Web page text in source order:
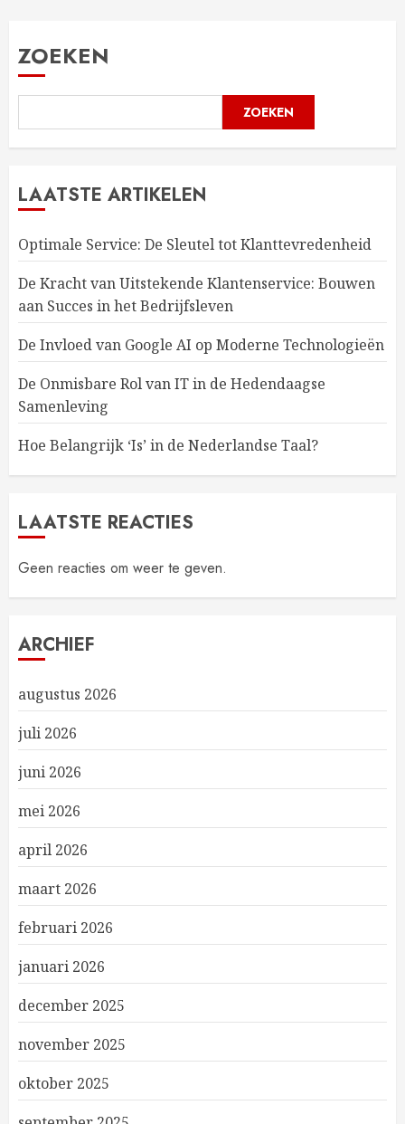
ZOEKEN
ZOEKEN
LAATSTE ARTIKELEN
Optimale Service: De Sleutel tot Klanttevredenheid
De Kracht van Uitstekende Klantenservice: Bouwen
aan Succes in het Bedrijfsleven
De Invloed van Google AI op Moderne Technologieën
De Onmisbare Rol van IT in de Hedendaagse
Samenleving
Hoe Belangrijk ‘Is’ in de Nederlandse Taal?
LAATSTE REACTIES
Geen reacties om weer te geven.
ARCHIEF
augustus 2026
juli 2026
juni 2026
mei 2026
april 2026
maart 2026
februari 2026
januari 2026
december 2025
november 2025
oktober 2025